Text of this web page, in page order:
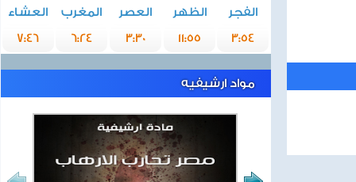
الفجر الظهر العصر المغرب
العشاء
3:54
11:55
3:30
6:24
7:46
مواد ارشيفيه